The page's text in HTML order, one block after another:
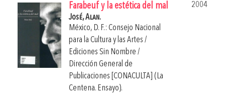
Farabeuf y la estética del mal
2004
José, Alan.
México, D. F.: Consejo Nacional
para la Cultura y las Artes /
Ediciones Sin Nombre /
Dirección General de
Publicaciones [CONACULTA] (La
Centena. Ensayo).